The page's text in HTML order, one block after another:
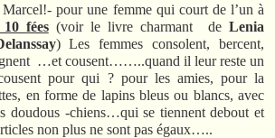
pour une femme qui court de l’un à
fées(voir le livre charmant deLenia
) Les femmes consolent, bercent,
…et cousent……..quand il leur reste un
pour qui ? pour les amies, pour la
en forme de lapins bleus ou blancs, avec
doudous -chiens…qui se tiennent debout et
non plus ne sont pas égaux…..